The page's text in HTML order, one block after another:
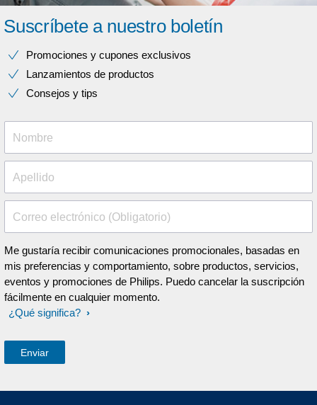
Suscríbete a nuestro boletín
Promociones y cupones exclusivos
Lanzamientos de productos
Consejos y tips
Nombre
Apellido
Correo electrónico (Obligatorio)
Me gustaría recibir comunicaciones promocionales, basadas en
mis preferencias y comportamiento, sobre productos, servicios,
eventos y promociones de Philips. Puedo cancelar la suscripción
fácilmente en cualquier momento.
¿Qué significa?